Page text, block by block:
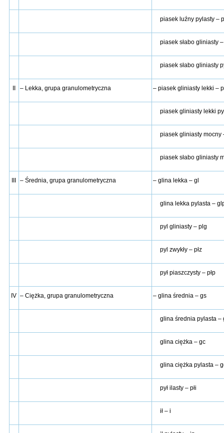
piasek luźny pylasty –
piasek słabo gliniasty
piasek słabo gliniasty
II – Lekka, grupa granulometryczna – piasek gliniasty lekki –
piasek gliniasty lekki
piasek gliniasty mocny
piasek słabo gliniasty
III – Średnia, grupa granulometryczna – glina lekka – gl
glina lekka pylasta –
pyl gliniasty – plg
pyl zwykły – płz
pył piaszczysty – płp
IV – Ciężka, grupa granulometryczna – glina średnia – gs
glina średnia pylasta –
glina ciężka – gc
glina ciężka pylasta –
pył ilasty – płi
ił – i